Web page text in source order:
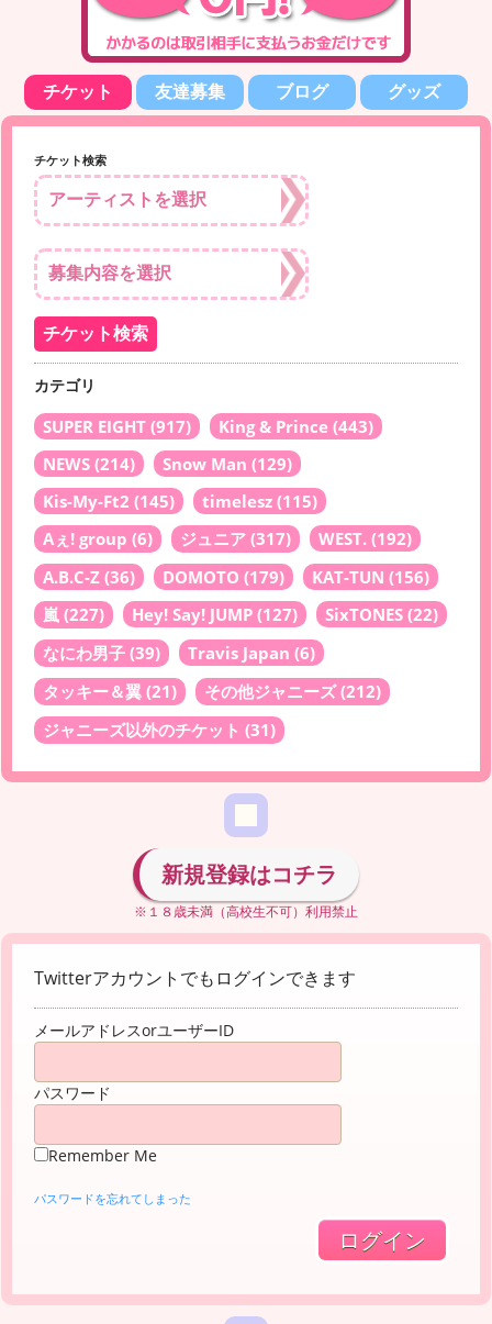
チケット 友達募集 ブログ グッズ
チケット検索
カテゴリ
SUPER EIGHT (917) King & Prince (443)
NEWS (214) Snow Man (129)
Kis-My-Ft2 (145) timelesz (115)
Aぇ! group (6) ジュニア (317) WEST. (192)
A.B.C-Z (36) DOMOTO (179) KAT-TUN (156)
嵐 (227) Hey! Say! JUMP (127) SixTONES (22)
なにわ男子 (39) Travis Japan (6)
タッキー＆翼 (21) その他ジャニーズ(212)
ジャニーズ以外のチケット (31)
新規登録はコチラ
※１８歳未満（高校生不可）利用禁止
Twitterアカウントでもログインできます
メールアドレスorユーザーID
パスワード
Remember Me
パスワードを忘れてしまった